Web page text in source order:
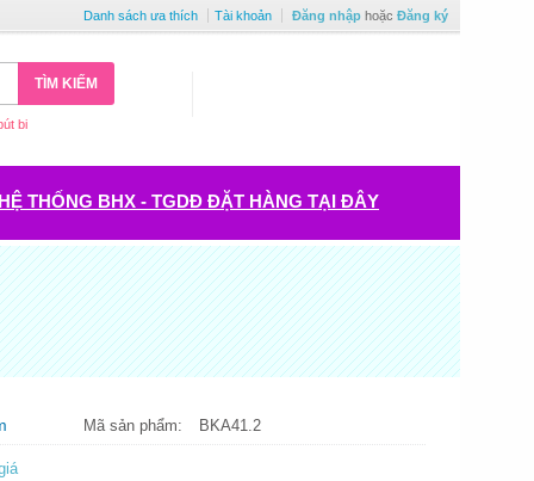
Danh sách ưa thích Tài khoản Đăng nhập hoặc Đăng ký
TÌM KIẾM
bi
HỆ THỐNG BHX - TGDĐ ĐẶT HÀNG TẠI ĐÂY
Mã sản phẩm: BKA41.2